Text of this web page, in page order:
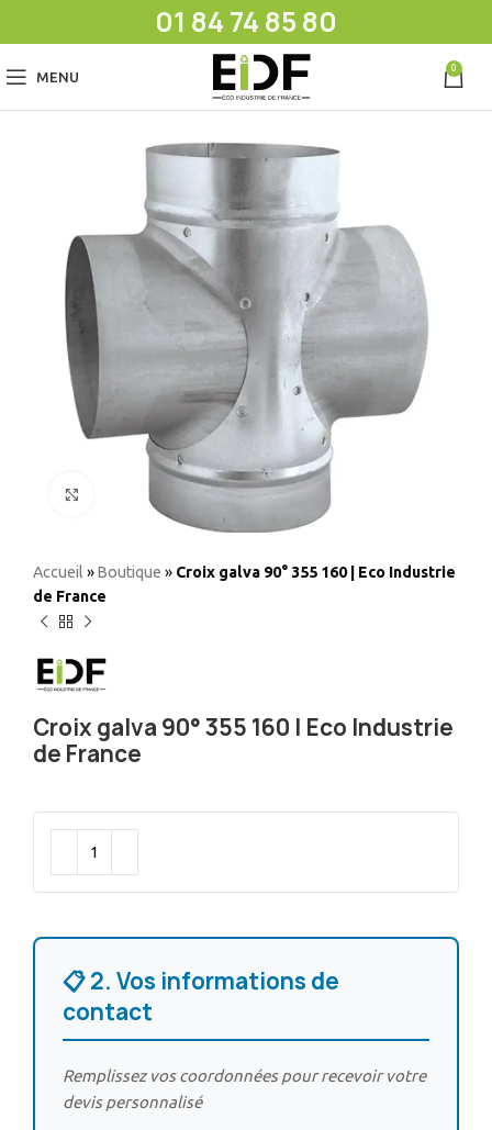
01 84 74 85 80
MENU
0
Accueil »Boutique » Croix galva 90° 355 160 | Eco Industrie
de France
Croix galva 90° 355 160 | Eco Industrie
de France
📋 2. Vos informations de
contact
Remplissez vos coordonnées pour recevoir votre
devis personnalisé